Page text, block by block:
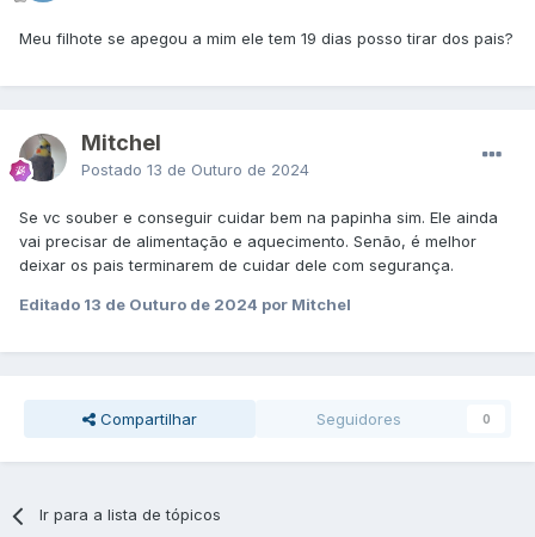
Meu filhote se apegou a mim ele tem 19 dias posso tirar dos pais?
Mitchel
Postado 13 de Outuro de 2024
Se vc souber e conseguir cuidar bem na papinha sim. Ele ainda
vai precisar de alimentação e aquecimento. Senão, é melhor
deixar os pais terminarem de cuidar dele com segurança.
Editado 13 de Outuro de 2024 por Mitchel
Compartilhar Seguidores 0
Ir para a lista de tópicos